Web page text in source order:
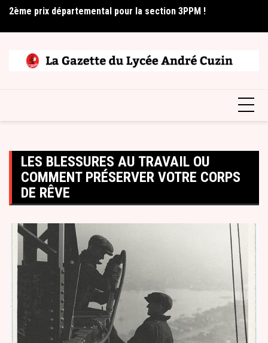
Skip
content
2ème prix départemental pour la section 3PPM !
Élèves professionnels
LES BLESSURES AU TRAVAIL OU
COMMENT PRÉSERVER VOTRE CORPS
DE RÊVE